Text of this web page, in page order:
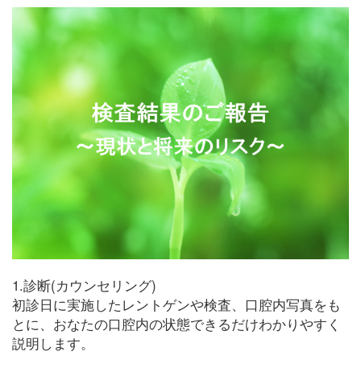
1.診断(カウンセリング)
初診日に実施したレントゲンや検査、口腔内写真をも
とに、おなたの口腔内の状態できるだけわかりやすく
説明します。